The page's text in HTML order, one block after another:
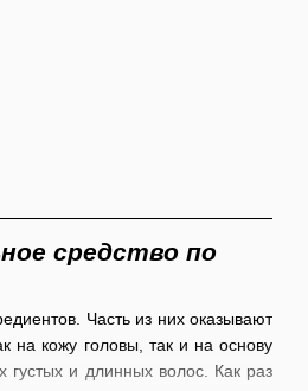
средство по
Часть из них оказывают
на кожу головы, так и на основу
густых и длинных волос. Как раз